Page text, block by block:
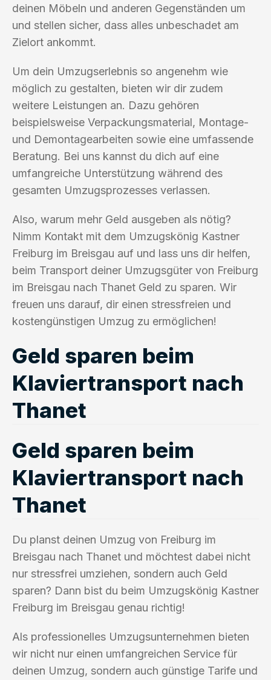
deinen Möbeln und anderen Gegenständen um
und stellen sicher, dass alles unbeschadet am
Zielort ankommt.
Um dein Umzugserlebnis so angenehm wie
möglich zu gestalten, bieten wir dir zudem
weitere Leistungen an. Dazu gehören
beispielsweise Verpackungsmaterial, Montage-
und Demontagearbeiten sowie eine umfassende
Beratung. Bei uns kannst du dich auf eine
umfangreiche Unterstützung während des
gesamten Umzugsprozesses verlassen.
Also, warum mehr Geld ausgeben als nötig?
Nimm Kontakt mit dem Umzugskönig Kastner
Freiburg im Breisgau auf und lass uns dir helfen,
beim Transport deiner Umzugsgüter von Freiburg
im Breisgau nach Thanet Geld zu sparen. Wir
freuen uns darauf, dir einen stressfreien und
kostengünstigen Umzug zu ermöglichen!
Geld sparen beim
Klaviertransport nach
Thanet
Geld sparen beim
Klaviertransport nach
Thanet
Du planst deinen Umzug von Freiburg im
Breisgau nach Thanet und möchtest dabei nicht
nur stressfrei umziehen, sondern auch Geld
sparen? Dann bist du beim Umzugskönig Kastner
Freiburg im Breisgau genau richtig!
Als professionelles Umzugsunternehmen bieten
wir nicht nur einen umfangreichen Service für
deinen Umzug, sondern auch günstige Tarife und